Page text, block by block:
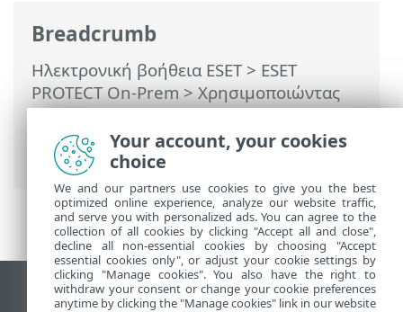
Breadcrumb
Ηλεκτρονική βοήθεια ESET> ESET
PROTECT On-Prem>Χρησιμοποιώντας
το ESET PROTECT On-Prem>ESET
PROTECT On-Prem Κύριο μενού >
Υπολογιστές> Υπολογιστής υπολογιστή
Προβολή ιστότοπου επιφάνειας εργασίας
Your account, your cookies
choice
We and our partners use cookies to give you the best
optimized online experience, analyze our website traffic,
and serve you with personalized ads. You can agree to the
collection of all cookies by clicking "Accept all and close",
decline all non-essential cookies by choosing "Accept
essential cookies only", or adjust your cookie settings by
clicking "Manage cookies". You also have the right to
withdraw your consent or change your cookie preferences
anytime by clicking the "Manage cookies" link in our website